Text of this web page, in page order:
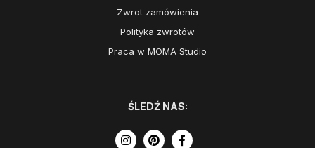
Zwrot zamówienia
Polityka zwrotów
Praca w MOMA Studio
ŚLEDŹ NAS: